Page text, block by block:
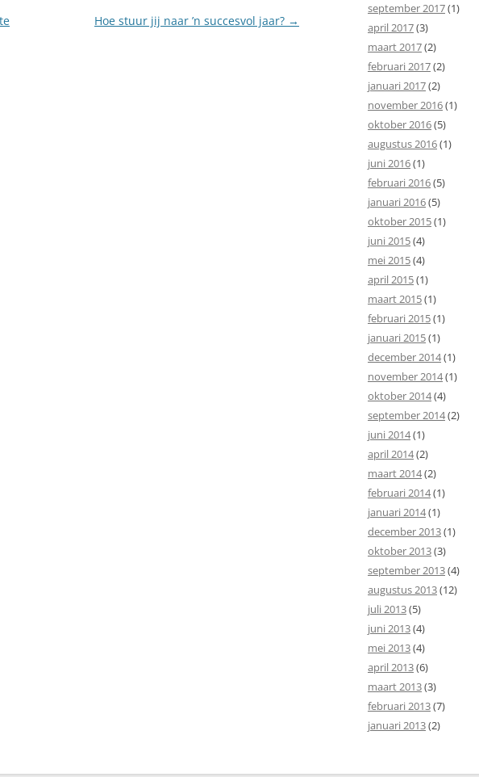
Hoe stuur jij naar ’n succesvol jaar? →
september 2017(1)
april 2017(3)
maart 2017(2)
februari 2017(2)
januari 2017(2)
november 2016(1)
oktober 2016(5)
augustus 2016(1)
juni 2016(1)
februari 2016(5)
januari 2016(5)
oktober 2015(1)
juni 2015(4)
mei 2015(4)
april 2015(1)
maart 2015(1)
februari 2015(1)
januari 2015(1)
december 2014(1)
november 2014(1)
oktober 2014(4)
september 2014(2)
juni 2014(1)
april 2014(2)
maart 2014(2)
februari 2014(1)
januari 2014(1)
december 2013(1)
oktober 2013(3)
september 2013(4)
augustus 2013(12)
juli 2013(5)
juni 2013(4)
mei 2013(4)
april 2013(6)
maart 2013(3)
februari 2013(7)
januari 2013(2)